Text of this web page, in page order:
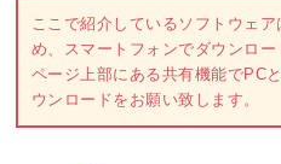
ここで紹介しているソフトウェ
め、スマートフォンでダウンロー
ページ上部にある共有機能でPC
ウンロードをお願い致します。